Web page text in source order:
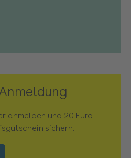
anmelden und 20 Euro
sichern.